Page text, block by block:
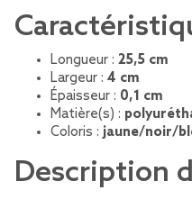
Longueur : 25,5 cm
Largeur : 4 cm
Épaisseur : 0,1 cm
Matière(s) :
Coloris : jaune/noir/
Description